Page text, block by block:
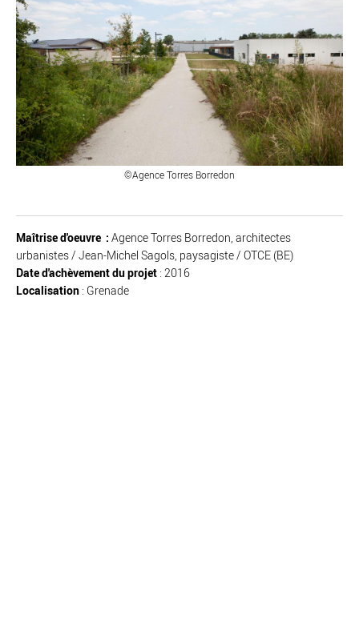
©Agence Torres Borredon
Maîtrise d'oeuvre : Agence Torres Borredon, architectes
urbanistes / Jean-Michel Sagols, paysagiste / OTCE (BE)
Date d'achèvement du projet : 2016
Localisation : Grenade